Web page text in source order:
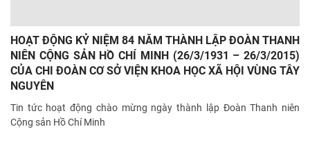
HOẠT ĐỘNG KỶ NIỆM 84 NĂM THÀNH LẬP ĐOÀN THANH
NIÊN CỘNG SẢN HỒ CHÍ MINH (26/3/1931 – 26/3/2015)
CỦA CHI ĐOÀN CƠ SỞ VIỆN KHOA HỌC XÃ HỘI VÙNG TÂY
NGUYÊN
Tin tức hoạt động chào mừng ngày thành lập Đoàn Thanh niên
Cộng sản Hồ Chí Minh